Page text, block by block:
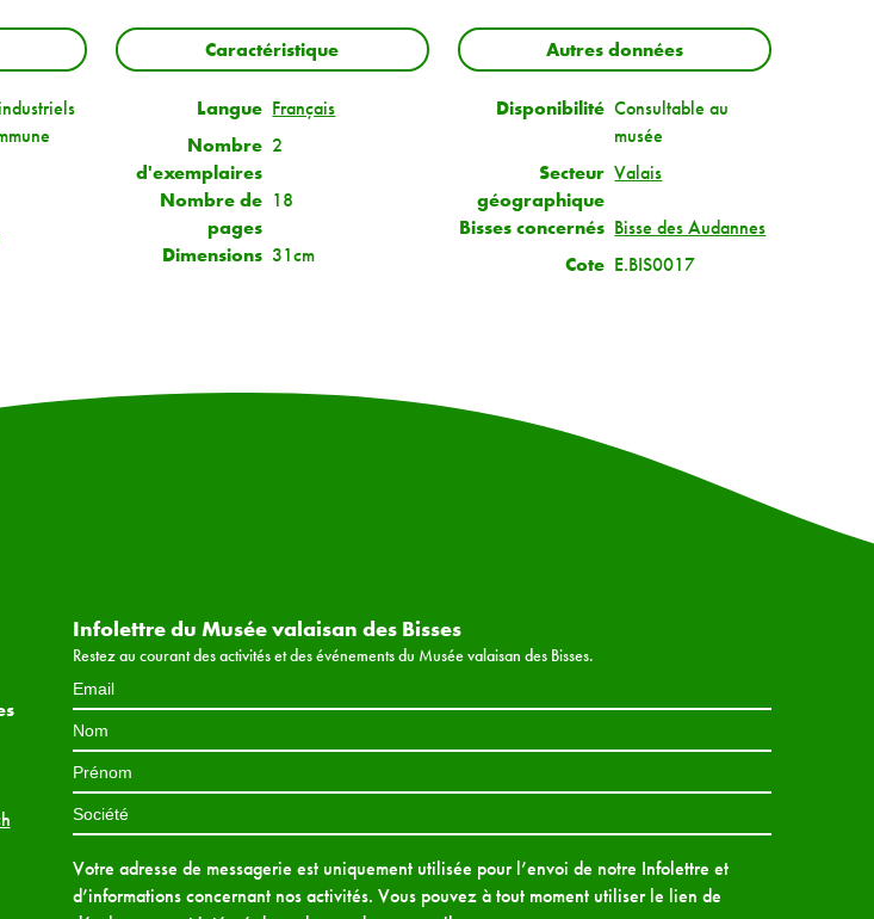
Caractéristique
Langue Français
Nombre
d'exemplaires
2
Nombre de
pages
18
Dimensions 31cm
Autres données
Disponibilité Consultable au
musée
Secteur
géographique
Valais
Bisses concernés Bisse des Audannes
Cote E.BIS0017
Infolettre du Musée valaisan des Bisses
Restez au courant des activités et des événements du Musée valaisan des Bisses.
Votre adresse de messagerie est uniquement utilisée pour l’envoi de notre Infolettre et
d’informations concernant nos activités. Vous pouvez à tout moment utiliser le lien de